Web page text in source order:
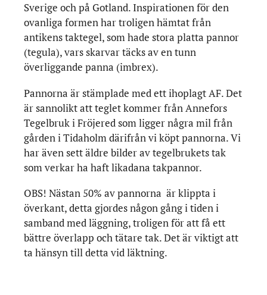
Sverige och på Gotland. Inspirationen för den
ovanliga formen har troligen hämtat från
antikens taktegel, som hade stora platta pannor
(tegula), vars skarvar täcks av en tunn
överliggande panna (imbrex).
Pannorna är stämplade med ett ihoplagt AF. Det
är sannolikt att teglet kommer från Annefors
Tegelbruk i Fröjered som ligger några mil från
gården i Tidaholm därifrån vi köpt pannorna. Vi
har även sett äldre bilder av tegelbrukets tak
som verkar ha haft likadana takpannor.
OBS! Nästan 50% av pannorna är klippta i
överkant, detta gjordes någon gång i tiden i
samband med läggning, troligen för att få ett
bättre överlapp och tätare tak. Det är viktigt att
ta hänsyn till detta vid läktning.